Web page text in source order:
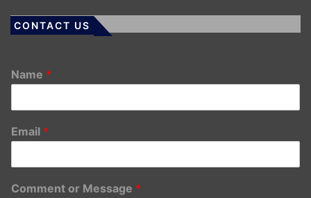
CONTACT US
Name *
Email *
Comment or Message *